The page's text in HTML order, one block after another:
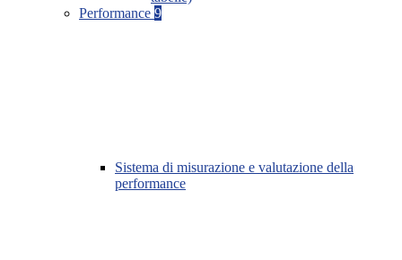
Performance 9
Sistema di misurazione e valutazione della
performance